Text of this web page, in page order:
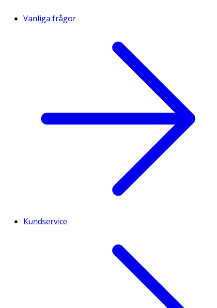
Vanliga frågor
Kundservice